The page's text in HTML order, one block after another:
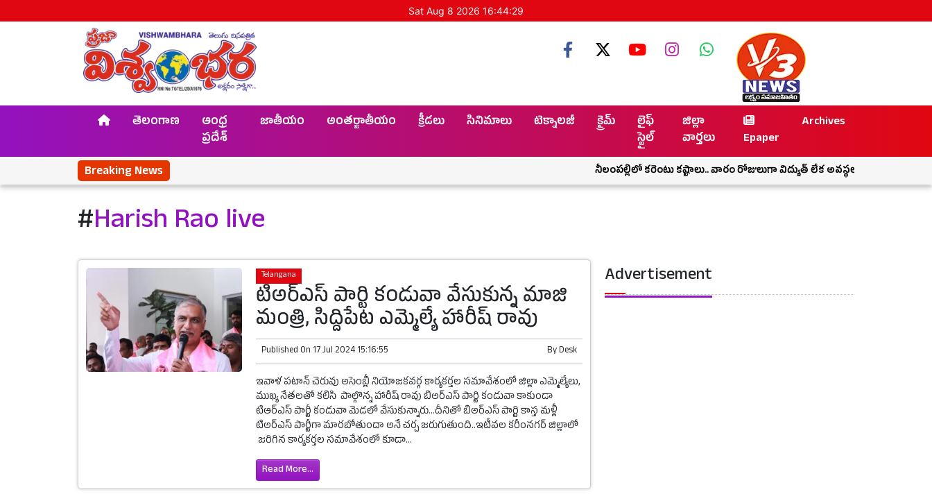
Sat Aug 8 2026 16:44:30
తెలంగాణ
ఆంధ్ర
ప్రదేశ్
జాతీయం అంతర్జాతీయం క్రీడలు సినిమాలు టెక్నాలజీ క్రైమ్
లైఫ్
స్టైల్
జిల్లా
వార్తలు
Epaper
Archives
Breaking News నీలంపల్లిలో కరెంటు కష్టాలు.. వారం రోజులుగా విద్యుత్ లేక అవస్థలు
#Harish Rao live
Telangana
టిఅర్ఎస్ పార్టి కండువా వేసుకున్న మాజి
మంత్రి, సిద్దిపేట ఎమ్మెల్యే హారీష్ రావు
Published On 17 Jul 2024 15:16:55 ByDesk
ఇవాళ పటాన్ చెరువు అసెంబ్లీ నియోజకవర్గ కార్యకర్తల సమావేశంలో జిల్లా ఎమ్మెల్యేలు,
ముఖ్య నేతలతో కలిసి పాల్గొన్న హారీష్ రావు బిఅర్ఎస్ పార్టి కండువా కాకుండా
టిఆర్ఎస్ పార్టీ కండువా మెడలో వేసుకున్నారు...దీనితో బిఅర్ఎస్ పార్టి కాస్త మళ్లీ
టిఅర్ఎస్ పార్టీగా మారబోతుందా అనే చర్చ జరుగుతుంది..ఇటీవల కరీంనగర్ జిల్లాలో
జరిగిన కార్యకర్తల సమావేశంలో కూడా...
Read More...
Advertisement